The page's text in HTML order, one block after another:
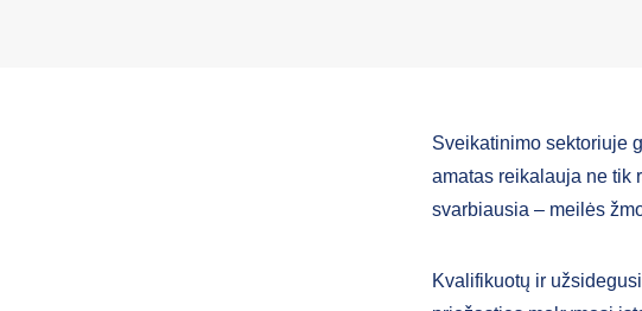
Sveikatinimo sektoriuje
amatas reikalauja ne tik
svarbiausia – meilės
Kvalifikuotų ir